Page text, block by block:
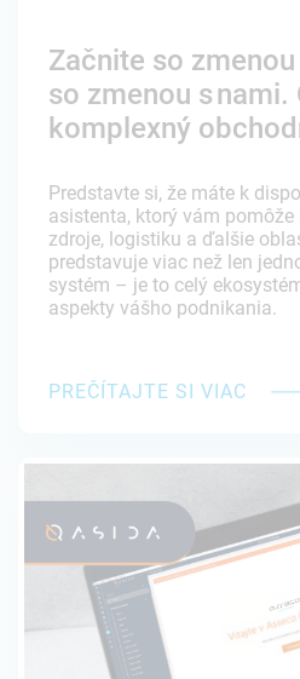
Začnite so
so zmenou s nami.
komplexný
Predstavte si, že máte k
asistenta, ktorý vám
zdroje, logistiku a ďalšie
predstavuje viac než len
systém – je to celý
aspekty vášho podnikania.
PREČÍTAJTE SI VIAC